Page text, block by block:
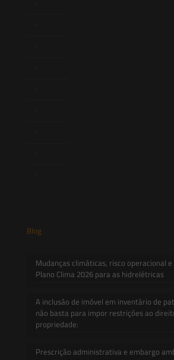
Blog
Mudanças climáticas, risco operacional
Plano Clima 2026 para as hidrelétricas
A inclusão de imóvel em inventário de
não basta para impor restrições ao
propriedade:
Prescrição administrativa e embargo